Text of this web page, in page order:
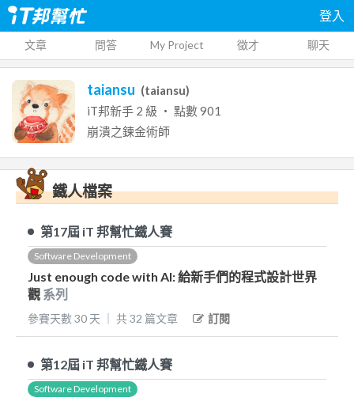
登入
文章 問答 My Project 徵才 聊天
taiansu (taiansu)
iT邦新手 2 級 ‧ 點數901
崩潰之鍊金術師
鐵人檔案
第12屆 iT 邦幫忙鐵人賽
Software Development
第17屆 iT 邦幫忙鐵人賽
Software Development
Just enough code with AI: 給新手們的程式設計世界
觀 系列
參賽天數30 天 共32 篇文章 訂閱